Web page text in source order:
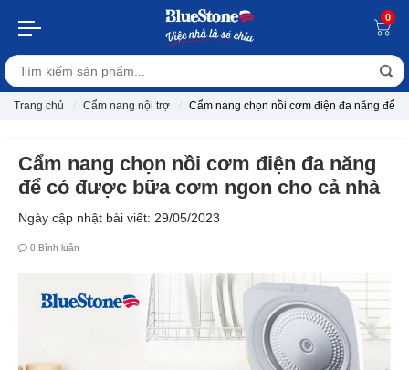
0
Trang chủ Cẩm nang nội trợ Cẩm nang chọn nồi cơm điện đa năng để
Cẩm nang chọn nồi cơm điện đa năng
để có được bữa cơm ngon cho cả nhà
Ngày cập nhật bài viết: 29/05/2023
0 Bình luận